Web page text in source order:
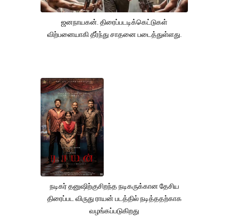
ஜனநாயகன். திரைப்படடிக்கெட்டுகள்
விற்பனையாகி தீர்ந்து சாதனை படைத்துள்ளது.
நடிகர் தனுஷிற்குசிறந்த நடிகருக்கான தேசிய
திரைப்பட விருது ராயன் படத்தில் நடித்ததற்காக
வழங்கப்படுகிறது